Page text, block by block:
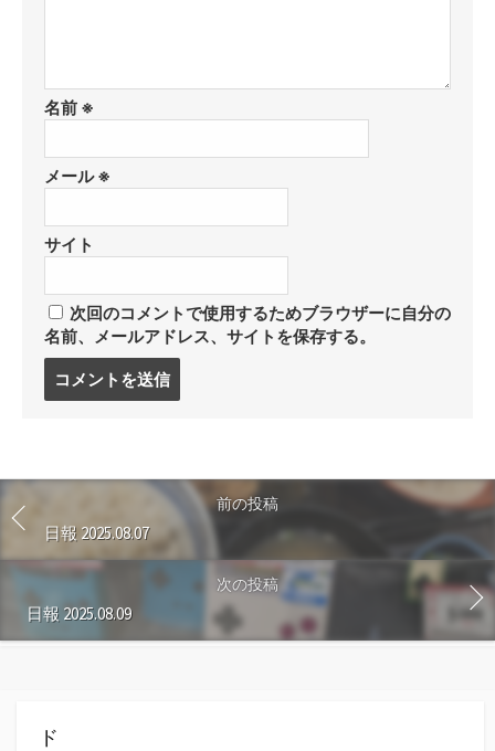
名前 ※
メール※
サイト
次回のコメントで使用するためブラウザーに自分の
名前、メールアドレス、サイトを保存する。
る
前の投稿
日報 2025.08.07
次の投稿
日報 2025.08.09
ド